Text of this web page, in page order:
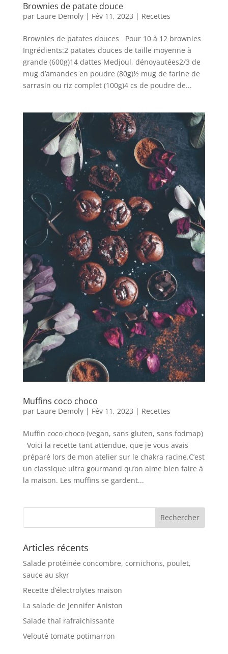
Brownies de patate douce
par Laure Demoly| Fév 11, 2023 | Recettes
Brownies de patates douces Pour 10 à 12 brownies
Ingrédients:2 patates douces de taille moyenne à
grande (600g)14 dattes Medjoul, dénoyautées2/3 de
mug d’amandes en poudre (80g)½ mug de farine de
sarrasin ou riz complet (100g)4 cs de poudre de...
Muffins coco choco
par Laure Demoly| Fév 11, 2023 | Recettes
Muffin coco choco (vegan, sans gluten, sans fodmap)
Voici la recette tant attendue, que je vous avais
préparé lors de mon atelier sur le chakra racine.C’est
un classique ultra gourmand qu’on aime bien faire à
la maison. Les muffins se gardent...
Articles récents
Salade protéinée concombre, cornichons, poulet,
sauce au skyr
Recette d’électrolytes maison
La salade de Jennifer Aniston
Salade thaï rafraichissante
Velouté tomate potimarron